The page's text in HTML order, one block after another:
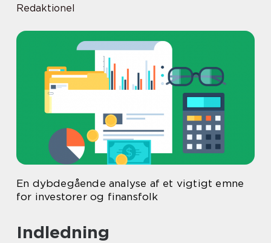
Redaktionel
En dybdegående analyse af et vigtigt emne
for investorer og finansfolk
Indledning